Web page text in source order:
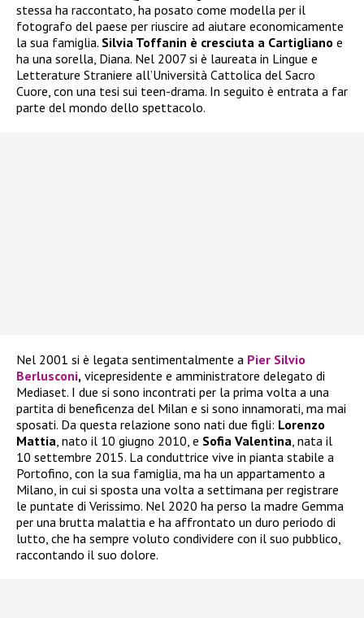
stessa ha raccontato, ha posato come modella per il
fotografo del paese per riuscire ad aiutare economicamente
la sua famiglia. Silvia Toffanin è cresciuta a Cartigliano e
ha una sorella, Diana. Nel 2007 si è laureata in Lingue e
Letterature Straniere all’Università Cattolica del Sacro
Cuore, con una tesi sui teen-drama. In seguito è entrata a far
parte del mondo dello spettacolo.
Nel 2001 si è legata sentimentalmente a Pier Silvio
Berlusconi, vicepresidente e amministratore delegato di
Mediaset. I due si sono incontrati per la prima volta a una
partita di beneficenza del Milan e si sono innamorati, ma mai
sposati. Da questa relazione sono nati due figli: Lorenzo
Mattia, nato il 10 giugno 2010, e Sofia Valentina, nata il
10 settembre 2015. La conduttrice vive in pianta stabile a
Portofino, con la sua famiglia, ma ha un appartamento a
Milano, in cui si sposta una volta a settimana per registrare
le puntate di Verissimo. Nel 2020 ha perso la madre Gemma
per una brutta malattia e ha affrontato un duro periodo di
lutto, che ha sempre voluto condividere con il suo pubblico,
raccontando il suo dolore.